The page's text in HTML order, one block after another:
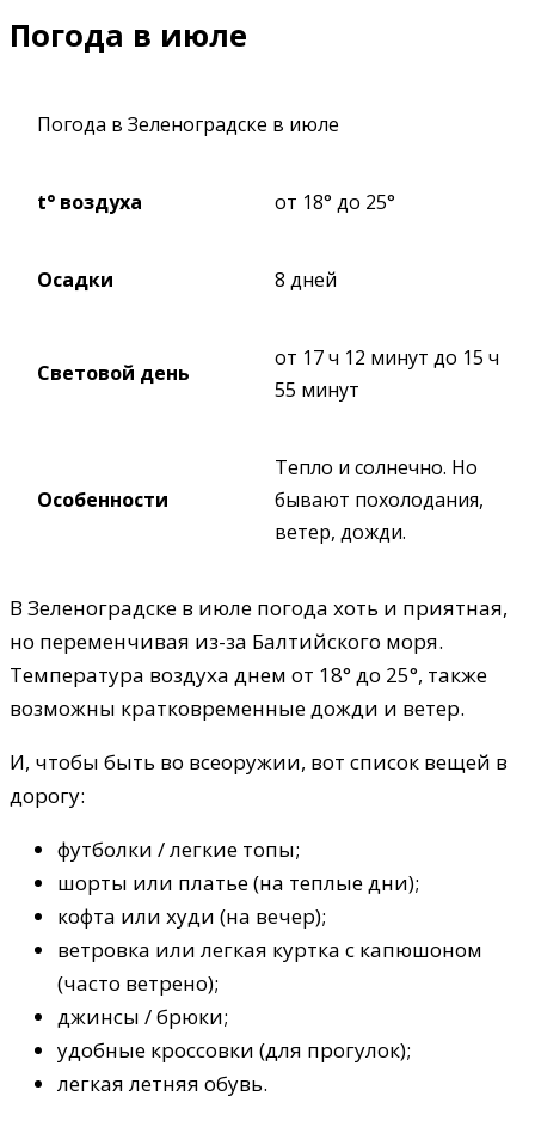
Погода в июле
Погода в Зеленоградске в июле
t° воздуха от 18° до 25°
Осадки 8 дней
Световой день
от 17 ч 12 минут до 15 ч
55 минут
Особенности
Тепло и солнечно. Но
бывают похолодания,
ветер, дожди.
В Зеленоградске в июле погода хоть и приятная,
но переменчивая из-за Балтийского моря.
Температура воздуха днем от 18° до 25°, также
возможны кратковременные дожди и ветер.
И, чтобы быть во всеоружии, вот список вещей в
дорогу:
футболки / легкие топы;
шорты или платье (на теплые дни);
кофта или худи (на вечер);
ветровка или легкая куртка с капюшоном
(часто ветрено);
джинсы / брюки;
удобные кроссовки (для прогулок);
легкая летняя обувь.